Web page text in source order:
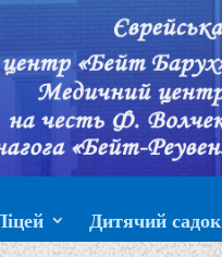
Дитячий садок